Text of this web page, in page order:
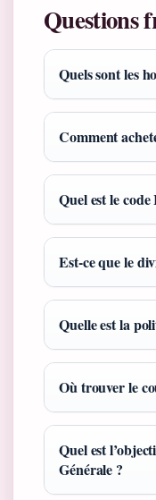
Questions
Quels sont les
Comment
Quel est le
Est-ce que le
Quelle est la
Où trouver le
Quel est
Générale ?